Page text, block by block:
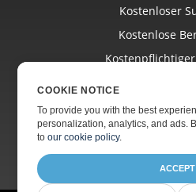
Kostenloser
Kostenlose
Über
COOKIE NOTICE
To provide you with the best
personalization, analytics, and ads.
toour cookie policy.
ACCEPT